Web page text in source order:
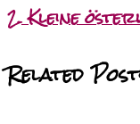
2. Kleine
Related